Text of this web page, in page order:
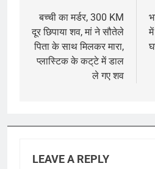
navigation
बच्ची का मर्डर, 300 KM
दूर छिपाया शव, मां ने सौतेले
पिता के साथ मिलकर मारा,
प्लास्टिक के कट्‌टे में डाल
ले गए शव
LEAVE A REPLY